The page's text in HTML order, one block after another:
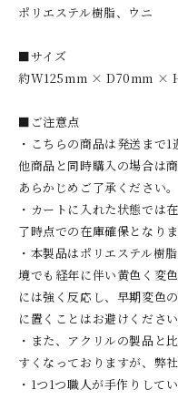
ポリエステル樹脂、ウニ
■サイズ
約W125mm × D70mm ×
■ご注意点
・こちらの商品は発送まで1
他商品と同時購入の場合は
あらかじめご了承ください。
・カートに入れた状態では
了時点での在庫確保となりま
・本製品はポリエステル樹
境でも経年に伴い黄色く変
には強く反応し、早期変色
に置くことはお避けください
・また、アクリルの製品と
すくなっておりますが、弊
・1つ1つ職人が手作りして